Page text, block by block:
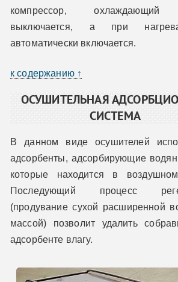
компрессор, охлаждающий
выключается, а при
автоматически включается.
к содержанию ↑
ОСУШИТЕЛЬНАЯ
СИСТЕМА
В данном виде осушителей
адсорбенты, адсорбирующие
которые находится в
Последующий процесс
(продувание сухой расширенной
массой) позволит удалить
адсорбенте влагу.